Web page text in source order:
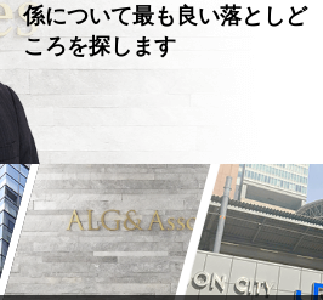
係について最も良い落としど
ころを探します